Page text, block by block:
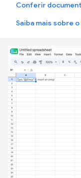
Conferir
Saiba mais sobre